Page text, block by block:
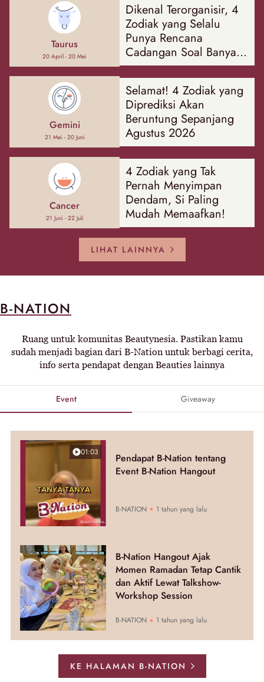
Taurus
20 April - 20 Mei
Dikenal Terorganisir, 4
Zodiak yang Selalu
Punya Rencana
Cadangan Soal Banyak
Hal
Gemini
21 Mei - 20 Juni
Selamat! 4 Zodiak yang
Diprediksi Akan
Beruntung Sepanjang
Agustus 2026
Cancer
21 Juni - 22 Juli
4 Zodiak yang Tak
Pernah Menyimpan
Dendam, Si Paling
Mudah Memaafkan!
LIHAT LAINNYA
B-NATION
Ruang untuk komunitas Beautynesia. Pastikan kamu
sudah menjadi bagian dari B-Nation untuk berbagi cerita,
info serta pendapat dengan Beauties lainnya
Event Giveaway
01:03
Pendapat B-Nation tentang
Event B-Nation Hangout
B-NATION 1 tahun yang lalu
B-Nation Hangout Ajak
Momen Ramadan Tetap Cantik
dan Aktif Lewat Talkshow-
Workshop Session
B-NATION 1 tahun yang lalu
KE HALAMAN B-NATION